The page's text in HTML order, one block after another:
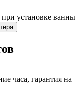
при установке ванны
часа, гарантия на